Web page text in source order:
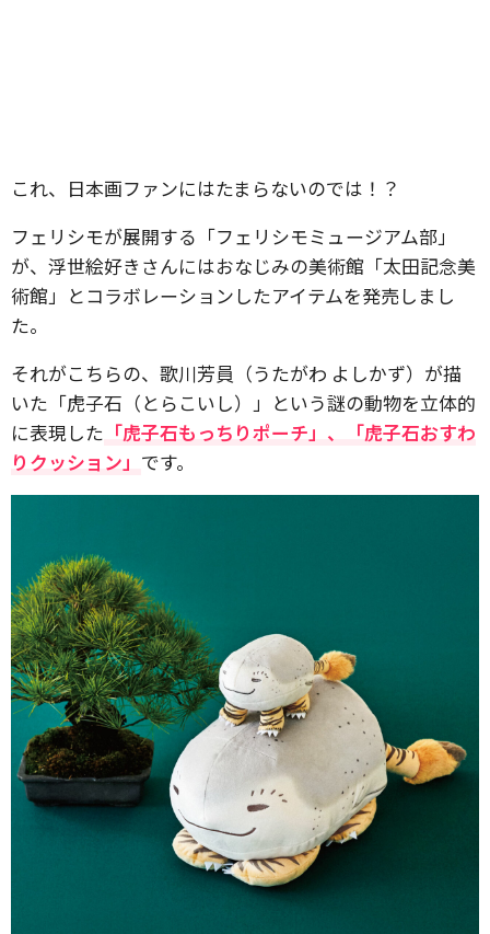
これ、日本画ファンにはたまらないのでは！？
フェリシモが展開する「フェリシモミュージアム部」
が、浮世絵好きさんにはおなじみの美術館「太田記念美
術館」とコラボレーションしたアイテムを発売しまし
た。
それがこちらの、歌川芳員（うたがわ よしかず）が描
いた「虎子石（とらこいし）」という謎の動物を立体的
に表現した 「虎子石もっちりポーチ」、「虎子石おすわ
りクッション」 です。